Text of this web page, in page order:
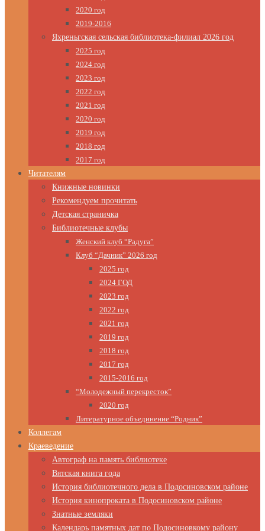
2020 год
2019-2016
Яхреньгская сельская библиотека-филиал 2026 год
2025 год
2024 год
2023 год
2022 год
2021 год
2020 год
2019 год
2018 год
2017 год
Читателям
Книжные новинки
Рекомендуем прочитать
Детская страничка
Библиотечные клубы
Женский клуб “Радуга”
Клуб “Дачник” 2026 год
2025 год
2024 ГОД
2023 год
2022 год
2021 год
2019 год
2018 год
2017 год
2015-2016 год
“Молодежный перекресток”
2020 год
Литературное объединение “Родник”
Коллегам
Краеведение
Автограф на память библиотеке
Вятская книга года
История библиотечного дела в Подосиновском районе
История кинопроката в Подосиновском районе
Знатные земляки
Календарь памятных дат по Подосиновкому району